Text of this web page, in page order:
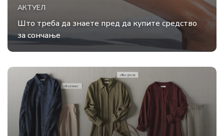
АКТУЕЛ
Што треба да знаете пред да купите средство
за сончање